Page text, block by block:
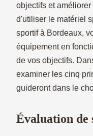
objectifs et
d'utiliser le matériel
sportif à Bordeaux,
équipement en
de vos objectifs.
examiner les cinq
guideront dans le
Évaluation de